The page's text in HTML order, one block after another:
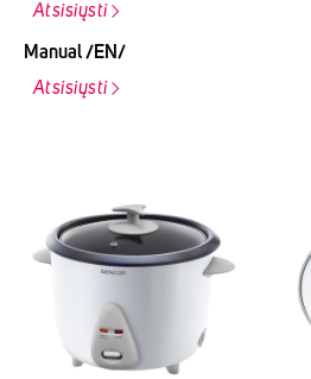
Atsisiųsti
Manual /EN/
Atsisiųsti